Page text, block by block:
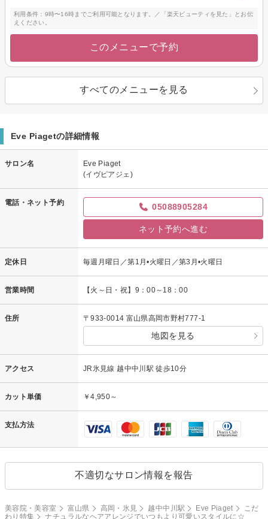
利用条件：9時〜16時までご利用可能となります。／「楽天ビューティを見た」とお伝
えください。
このメニューで予約
すべてのメニューを見る
Eve Piagetの詳細情報
サロン名
Eve Piaget
(イヴピアジェ)
電話・ネット予約 05088905284
ネット予約へ進む
定休日 毎週月曜日／第1月•火曜日／第3月•火曜日
営業時間 【火～日・祝】9：00～18：00
住所 〒933-0014 富山県高岡市野村777-1
地図を見る
アクセス JR氷見線 越中中川駅 徒歩10分
カット単価 ￥4,950～
支払方法
不適切なサロン情報を報告
美容院・美容室 富山県 高岡・氷見 越中中川駅 Eve Piaget
こだ
わり特集
ナチュラルなヘアアレンジでいつもより可愛いスタイルに☆